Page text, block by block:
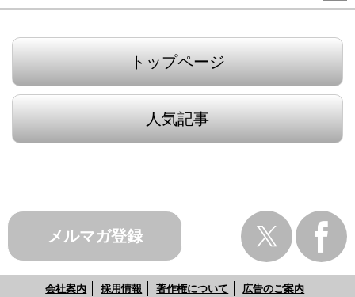
トップページ
人気記事
メルマガ登録
会社案内 採用情報 著作権について 広告のご案内